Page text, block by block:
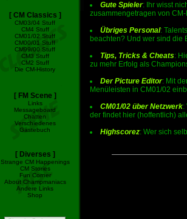
[ CM Classics ]
CM03/04 Stuff
CM4 Stuff
CM01/02 Stuff
CM00/01 Stuff
CM99/00 Stuff
CM3 Stuff
CM2 Stuff
Die CM-History
[ FM Scene ]
Links
Messageboard
Chatten
Verschiedenes
Gästebuch
[ Diverses ]
Strange CM Happenings
CM Stories
Fun Corner
About Champmaniacs
Andere Links
Shop
Gute Spieler: Ihr wisst
zusammengetragen von
Übriges Personal:
beachten? Und wer sind die
Tips, Tricks & Cheats:
zu mehr Erfolg als
Der Picture Editor: Mit
Menüleisten in CM01/02
CM01/02 über Netzwerk:
der findet hier (hoffentlich)
Highscorez: Wer sich